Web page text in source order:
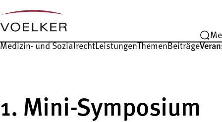
Medizin- und SozialrechtLeistungenThemenBeiträge
1. Mini-Symposium